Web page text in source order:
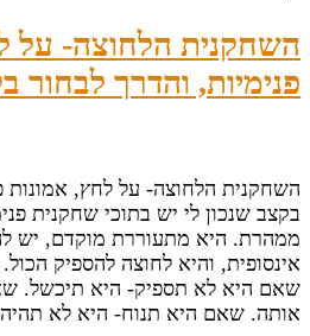
השחקנית הלחוצה- על
פנימיות, והדרך לבחור
השחקנית הלחוצה- על לחץ, אמונות
בקצב שנכון לי יש בתוכי שחקנית
ממהרת. היא מתעוררת מוקדם, יש
אינסופית, והיא לחוצה להספיק
שאם היא לא תספיק- היא תיכשל.
אותה. שאם היא תנוח- היא לא